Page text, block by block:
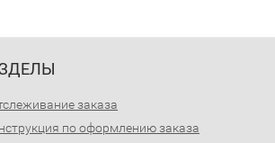
заказа
по оформлению заказа